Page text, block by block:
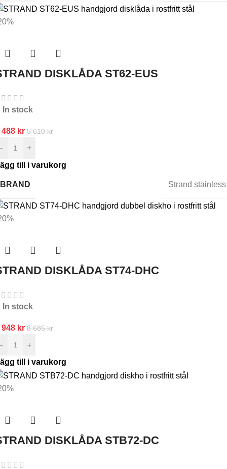
DISKLÅDA ST62-EUS
In stock
488 kr 5 610kr
-
+
till i varukorg
BRAND Strand stainless
DISKLÅDA ST74-DHC
In stock
948 kr 8 685kr
-
+
till i varukorg
DISKLÅDA STB72-DC